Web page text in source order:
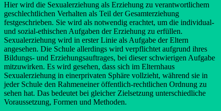
Hier wird die Sexualerziehung als Erziehung zu verantwortlichem
geschlechtlichen Verhalten als Teil der Gesamterziehung
festgeschrieben. Sie wird als notwendig erachtet, um die individual-
und sozial-ethischen Aufgaben der Erziehung zu erfüllen.
Sexualerziehung wird in erster Linie als Aufgabe der Eltern
angesehen. Die Schule allerdings wird verpflichtet aufgrund ihres
Bildungs- und Erziehungsauftrages, bei dieser schwierigen Aufgabe
mitzuwirken. Es wird gesehen, dass sich im Elternhaus
Sexualerziehung in einerprivaten Sphäre vollzieht, während sie in
jeder Schule den Rahmeneiner öffentlich-rechtlichen Ordnung zu
sehen hat. Das bedeutet bei gleicher Zielsetzung unterschiedliche
Voraussetzung, Formen und Methoden.